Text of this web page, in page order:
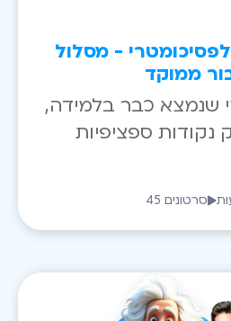
- מסלול
ממוקד
שנמצא כבר בלמידה,
נקודות ספציפיות
45 סרטונים